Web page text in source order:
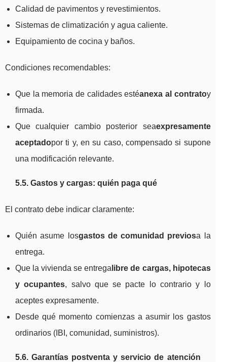
Calidad de pavimentos y revestimientos.
Sistemas de climatización y agua caliente.
Equipamiento de cocina y baños.
Condiciones recomendables:
Que la memoria de calidades estéanexa al contratoy
firmada.
Que cualquier cambio posterior seaexpresamente
aceptadopor ti y, en su caso, compensado si supone
una modificación relevante.
5.5. Gastos y cargas: quién paga qué
El contrato debe indicar claramente:
Quién asume losgastos de comunidad previosa la
entrega.
Que la vivienda se entrega libre de cargas, hipotecas
y ocupantes, salvo que se pacte lo contrario y lo
aceptes expresamente.
Desde qué momento comienzas a asumir los gastos
ordinarios (IBI, comunidad, suministros).
5.6. Garantías postventa y servicio de atención